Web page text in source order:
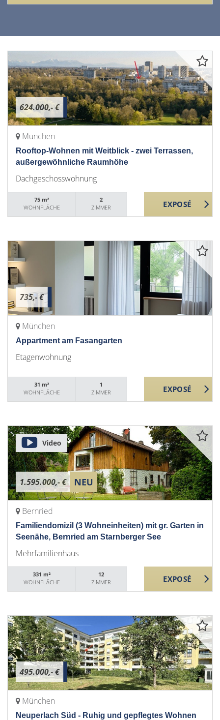
624.000,- €
München
Rooftop-Wohnen mit Weitblick - zwei Terrassen,
außergewöhnliche Raumhöhe
Dachgeschosswohnung
75 m²
WOHNFLÄCHE
2
ZIMMER
735,- €
München
Appartment am Fasangarten
Etagenwohnung
31 m²
WOHNFLÄCHE
1
ZIMMER
1.595.000,- € NEU
Video
Bernried
Familiendomizil (3 Wohneinheiten) mit gr. Garten in
Seenähe, Bernried am Starnberger See
Mehrfamilienhaus
331 m²
WOHNFLÄCHE
12
ZIMMER
495.000,- €
München
Neuperlach Süd - Ruhig und gepflegtes Wohnen